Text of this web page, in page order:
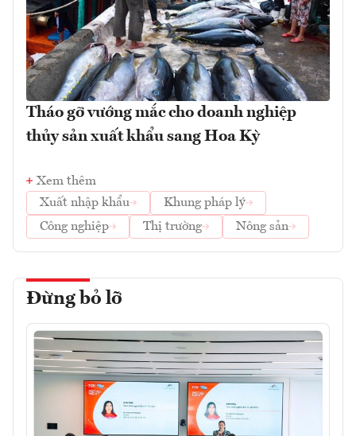
Tháo gỡ vướng mắc cho doanh nghiệp
thủy sản xuất khẩu sang Hoa Kỳ
Xem thêm
Xuất nhập khẩu
Khung pháp lý
Công nghiệp
Thị trường Nông sản
Đừng bỏ lỡ